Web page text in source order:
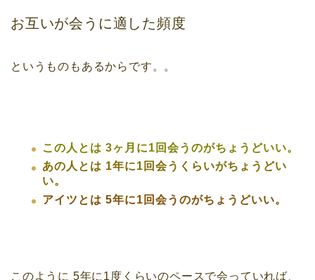
お互いが会うに適した頻度
というものもあるからです。。
この人とは 3ヶ月に1回会うのがちょうどいい。
あの人とは 1年に1回会うくらいがちょうどい
い。
アイツとは 5年に1回会うのがちょうどいい。
このように 5年に1度くらいのペースで会っていれば、